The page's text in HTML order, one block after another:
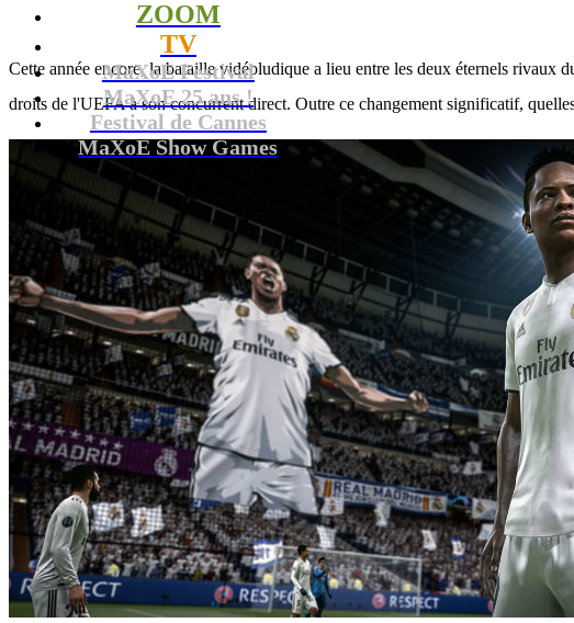
ZOOM
TV
MaXoE Festival
MaXoE 25 ans !
Festival de Cannes
MaXoE Show Games
Cette année encore, la bataille vidéoludique a lieu entre les deux éternels
droits de l'UEFA à son concurrent direct. Outre ce changement significatif,